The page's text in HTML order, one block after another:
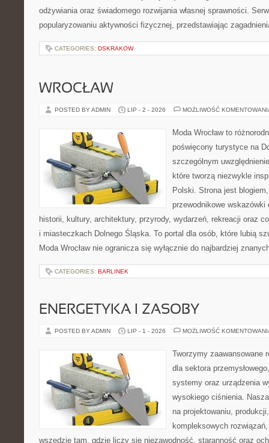
odżywiania oraz świadomego rozwijania własnej sprawności.
popularyzowaniu aktywności fizycznej, przedstawiając
CATEGORIES: DSKRAKOW
WROCŁAW
POSTED BY ADMIN LIP - 2 - 2026 MOŻLIWOŚĆ
Moda Wrocław to
poświęcony turystyce na
szczególnym
które tworzą niezwykle
Polski. Strona jest
przewodnikowe
historii, kultury, architektury, przyrody, wydarzeń, rekreacji oraz
i miasteczkach Dolnego Śląska. To portal dla osób, które lubią
Moda Wrocław nie ogranicza się wyłącznie do najbardziej
CATEGORIES: BARLINEK
ENERGETYKA I ZASOBY
POSTED BY ADMIN LIP - 1 - 2026 MOŻLIWOŚĆ
Tworzymy zaawansowane
dla sektora
systemy oraz urządzenia
wysokiego ciśnienia.
na projektowaniu,
kompleksowych
wszędzie tam, gdzie liczy się niezawodność, staranność oraz